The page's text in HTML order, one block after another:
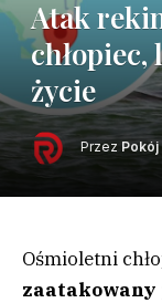
Atak
chłopiec,
życie
Przez Pokój
Ośmioletni